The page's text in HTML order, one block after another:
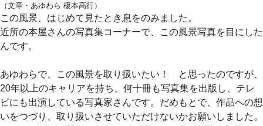
（文章・あゆわら 榎本高行）
この風景、はじめて見たとき息をのみました。
近所の本屋さんの写真集コーナーで、この風景写真を目にした
んです。
あゆわらで、この風景を取り扱いたい！ と思ったのですが、
20年以上のキャリアを持ち、何十冊も写真集を出版し、テレ
ビにも出演している写真家さんです。だめもとで、作品への想
いをつづり、取り扱いさせていただけないかお願いしました。